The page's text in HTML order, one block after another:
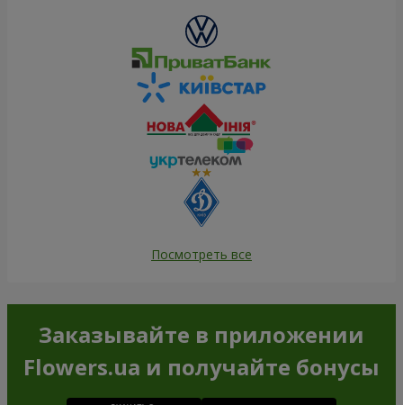
Посмотреть все
Заказывайте в приложении
Flowers.ua и получайте бонусы